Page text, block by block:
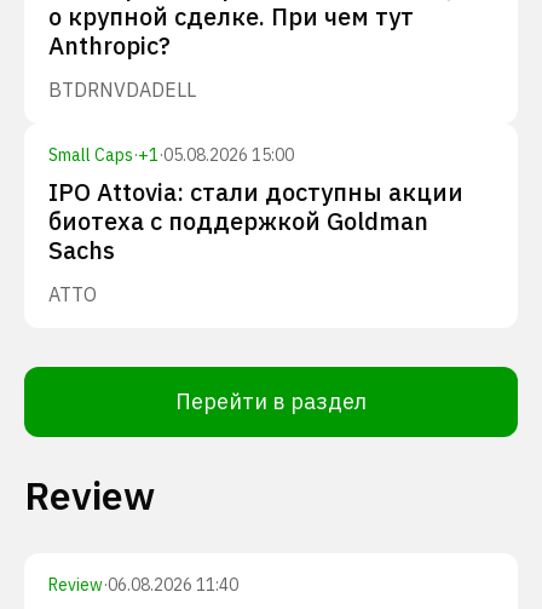
о крупной сделке. При чем тут
Anthropic?
BTDRNVDADELL
Small Caps·+1·05.08.2026 15:00
IPO Attovia: стали доступны акции
биотеха с поддержкой Goldman
Sachs
ATTO
Перейти в раздел
Review
Review·06.08.2026 11:40